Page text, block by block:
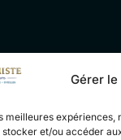
Gérer
meilleures expériences,
et/ou accéder